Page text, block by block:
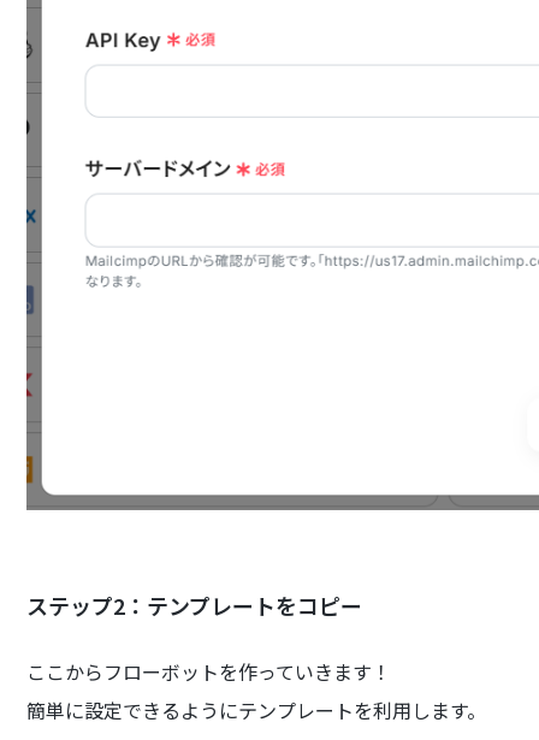
ステップ2：テンプレートをコピー
ここからフローボットを作っていきます！
簡単に設定できるようにテンプレートを利用します。